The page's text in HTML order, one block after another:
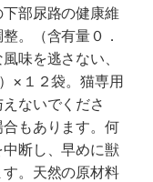
部尿路の健康維
。（含有量０．
味を逃さない、
×１２袋。猫専用
ないでくださ
もあります。何
断し、早めに獣
。天然の原材料